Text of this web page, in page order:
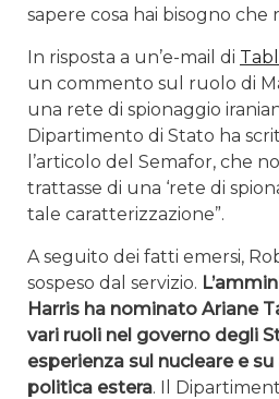
sapere cosa hai bisogno che
In risposta a un’e-mail di
un commento sul ruolo di
una rete di spionaggio
Dipartimento di Stato ha
l’articolo del Semafor, che
trattasse di una ‘rete di
tale caratterizzazione”.
A seguito dei fatti emersi,
sospeso dal servizio.
Harris ha nominato Ariane
vari ruoli nel governo degli
esperienza sul nucleare e
politica estera. Il